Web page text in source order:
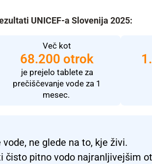
UNICEF-a Slovenija 2025:
Več kot
68.200 otrok
je prejelo tablete za
prečiščevanje vode za 1
mesec.
ne glede na to, kje živi.
čisto pitno vodo najranljivejšim